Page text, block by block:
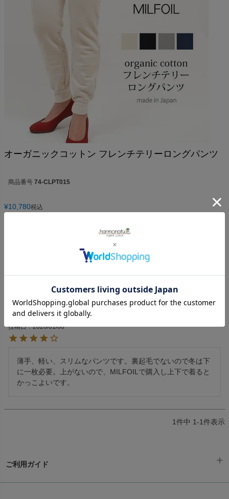
オーガニックコットン フレンチテリーロングパンツ
商品番号 74-CLPT015
¥10,780税込
53
購入者
非公開
投稿日
2020/01/08
薄手、軽い、スリムなパンツです。裏起毛でないので冬は下
に一枚必要。上がないので、MILFOILで購入し上下で着ると
かっこよいです。
1件中 1-1件表示
ご利用ガイド